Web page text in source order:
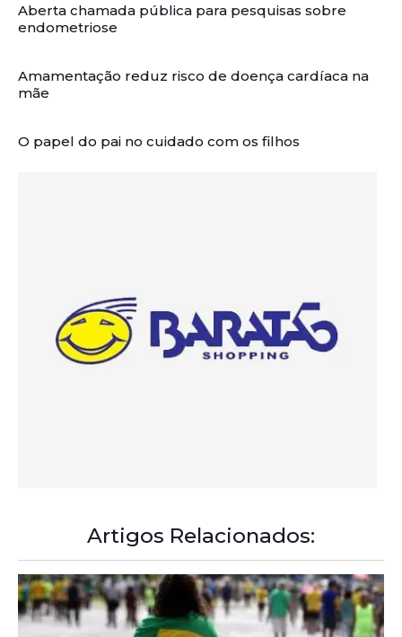
Aberta chamada pública para pesquisas sobre
endometriose
Amamentação reduz risco de doença cardíaca na
mãe
O papel do pai no cuidado com os filhos
Artigos Relacionados:
A Democracia Contemporânea